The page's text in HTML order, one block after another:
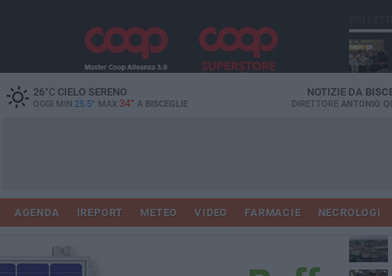
26°CCIELO SERENO
OGGI MIN 25.5° MAX 34° A BISCEGLIE
NOTIZIE DA
DIRETTORE ANTONIO
AGENDA IREPORT METEO VIDEO FARMACIE NECROLOGI